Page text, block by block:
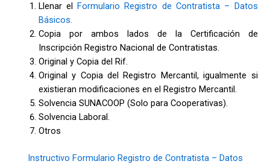
Llenar el Formulario Registro de Contratista – Datos
Básicos.
Copia por ambos lados de la Certificación de
Inscripción Registro Nacional de Contratistas.
Original y Copia del Rif.
Original y Copia del Registro Mercantil, igualmente si
existieran modificaciones en el Registro Mercantil.
Solvencia SUNACOOP (Solo para Cooperativas).
Solvencia Laboral.
Otros
Instructivo Formulario Registro de Contratista – Datos